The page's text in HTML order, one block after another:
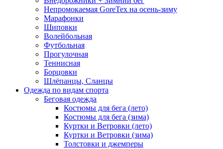
Непромокаемая GoreTex на осень-зиму
Марафонки
Шиповки
Волейбольная
Футбольная
Прогулочная
Теннисная
Борцовки
Шлёпанцы, Сланцы
Одежда по видам спорта
Беговая одежда
Костюмы для бега (лето)
Костюмы для бега (зима)
Куртки и Ветровки (лето)
Куртки и Ветровки (зима)
Толстовки и джемперы